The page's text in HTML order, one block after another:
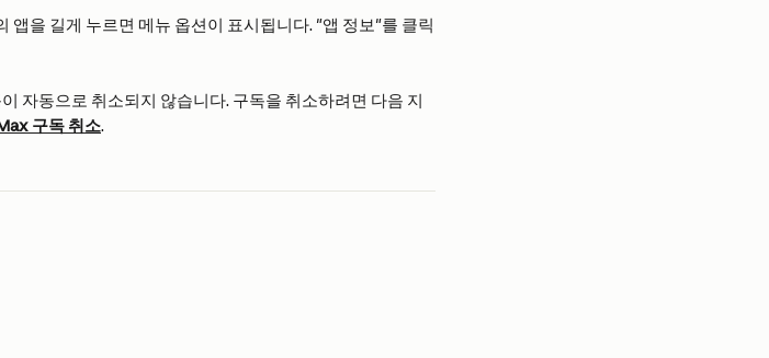
을 길게 누르면 메뉴 옵션이 표시됩니다. "앱 정보"를 클릭
자동으로 취소되지 않습니다. 구독을 취소하려면 다음 지
구독 취소.